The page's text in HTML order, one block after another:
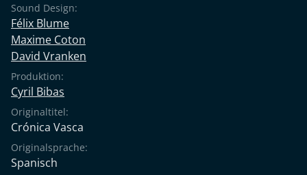
Sound Design:
Félix Blume
Maxime Coton
David Vranken
Produktion:
Cyril Bibas
Originaltitel:
Crónica Vasca
Originalsprache:
Spanisch